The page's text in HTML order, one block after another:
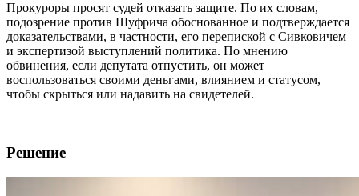
Прокуроры просят судей отказать защите. По их словам,
подозрение против Шуфрича обоснованное и подтверждается
доказательствами, в частности, его перепиской с Сивковичем
и экспертизой выступлений политика. По мнению
обвинения, если депутата отпустить, он может
воспользоваться своими деньгами, влиянием и статусом,
чтобы скрыться или надавить на свидетелей.
Решение